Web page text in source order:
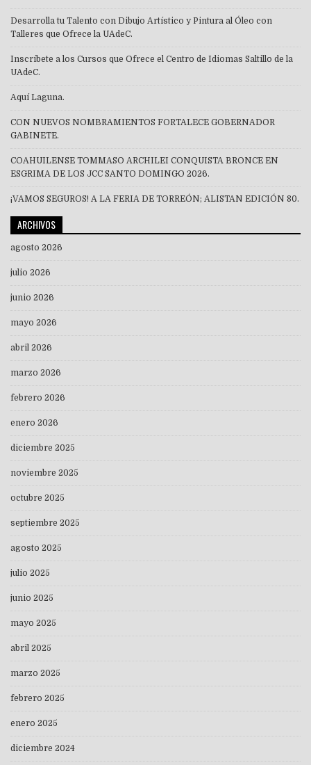
Desarrolla tu Talento con Dibujo Artístico y Pintura al Óleo con
Talleres que Ofrece la UAdeC.
Inscríbete a los Cursos que Ofrece el Centro de Idiomas Saltillo de la
UAdeC.
Aquí Laguna.
CON NUEVOS NOMBRAMIENTOS FORTALECE GOBERNADOR
GABINETE.
COAHUILENSE TOMMASO ARCHILEI CONQUISTA BRONCE EN
ESGRIMA DE LOS JCC SANTO DOMINGO 2026.
¡VAMOS SEGUROS! A LA FERIA DE TORREÓN; ALISTAN EDICIÓN 80.
ARCHIVOS
agosto 2026
julio 2026
junio 2026
mayo 2026
abril 2026
marzo 2026
febrero 2026
enero 2026
diciembre 2025
noviembre 2025
octubre 2025
septiembre 2025
agosto 2025
julio 2025
junio 2025
mayo 2025
abril 2025
marzo 2025
febrero 2025
enero 2025
diciembre 2024